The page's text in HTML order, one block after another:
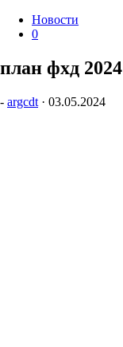
Новости
0
план фхд 2024
- argcdt · 03.05.2024